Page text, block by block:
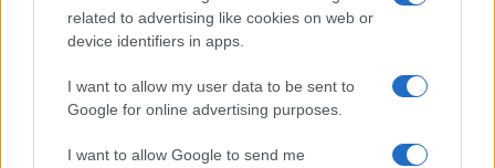
related to advertising like cookies on web or
device identifiers in apps.
I want to allow my user data to be sent to
Google for online advertising purposes.
I want to allow Google to send me
Leggi i commenti
SEDUTE SATIRICHE